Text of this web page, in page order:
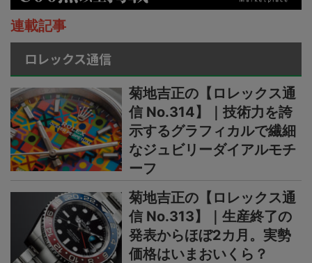
連載記事
ロレックス通信
菊地吉正の【ロレックス通
信 No.314】｜技術力を誇
示するグラフィカルで繊細
なジュビリーダイアルモチ
ーフ
菊地吉正の【ロレックス通
信 No.313】｜生産終了の
発表からほぼ2カ月。実勢
価格はいまおいくら？